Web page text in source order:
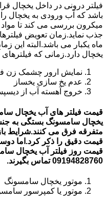
فیلتر درونی در داخل یخچال
باشد که آب ورودی به یخچال
میکرون بررسی می کند تا
ماه یکبار می باشد.البته این
یخچال دارد.زمانی که
نمایش ارور چشمک زن
عدم یخ سازی یخساز
خروج آهسته آب از
قیمت فیلتر های آب یخچال
متفرقه فرق می کنند.شرایط
قیمت دقیق را ذکر کرد.اما
قیمت روز فیلتر آب یخچال
09194828760 تماس بگیرند.
موتور یخچال سامسونگ
موتور یا کمپرسور